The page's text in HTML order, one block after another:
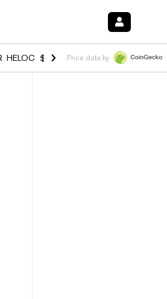
$1.023 -1.20%HYPE $54.35 -
Price data by